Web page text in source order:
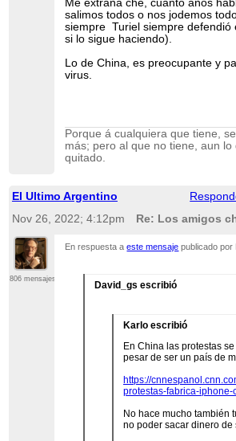
Me extraña che, cuanto años
salimos todos o nos jodemos
siempre Turiel siempre defendió
si lo sigue haciendo).
Lo de China, es preocupante y
virus.
Porque á cualquiera que tiene,
más; pero al que no tiene, aun lo
quitado.
El Ultimo Argentino
Nov 26, 2022; 4:12pm
Re: Los amigos
806 mensajes
En respuesta aeste mensaje publicado por
David_gs escribió
Karlo escribió
En China las protestas
pesar de ser un país de
https://
protestas-fabrica-iphone-
No hace mucho también
no poder sacar dinero de